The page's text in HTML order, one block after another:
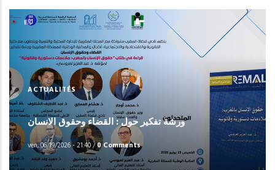
ACTUALITÉS
ورشة تفكير حول : القضاء وحقوق الانسان
ven, 06/19/2026 - 21:40/0 Comments